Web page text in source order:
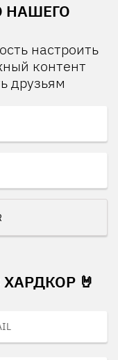
НАШЕГО
настроить
контент
друзьям
🤘